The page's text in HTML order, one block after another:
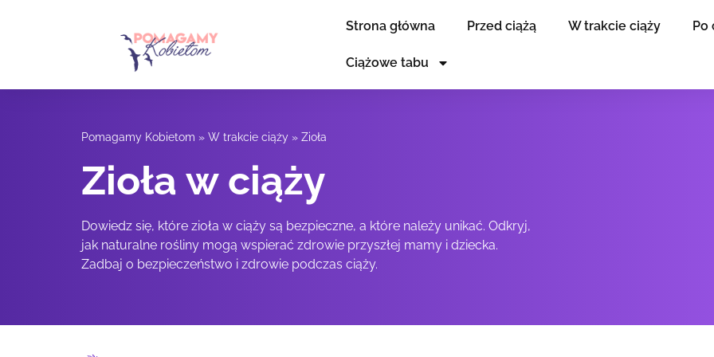
Strona główna Przed ciążą W trakcie ciąży Po
Ciążowe tabu
Pomagamy Kobietom » W trakcie ciąży » Zioła
Zioła w ciąży
Dowiedz się, które zioła w ciąży są bezpieczne, a które należy unikać. Odkryj,
jak naturalne rośliny mogą wspierać zdrowie przyszłej mamy i dziecka.
Zadbaj o bezpieczeństwo i zdrowie podczas ciąży.